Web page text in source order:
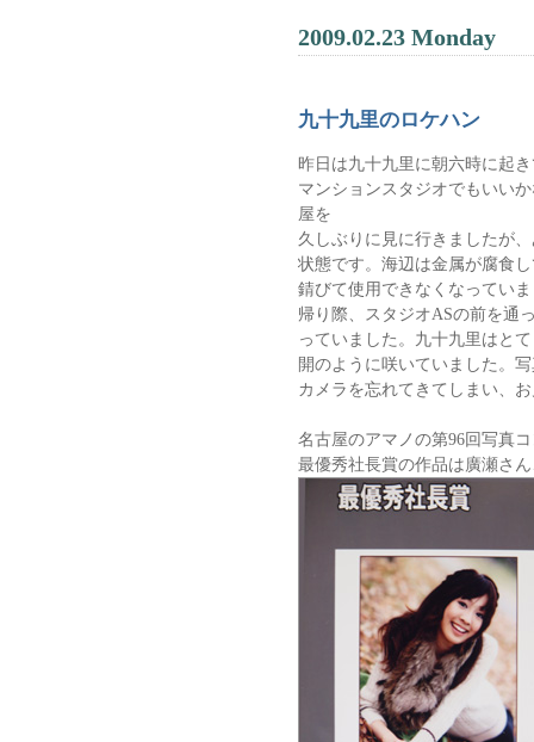
2009.02.23 Monday
九十九里のロケハン
昨日は九十九里に朝六時に起
マンションスタジオでもいい
屋を
久しぶりに見に行きましたが
状態です。海辺は金属が腐食
錆びて使用できなくなってい
帰り際、スタジオASの前を通
っていました。九十九里はと
開のように咲いていました。
カメラを忘れてきてしまい、
名古屋のアマノの第96回写真
最優秀社長賞の作品は廣瀬さ